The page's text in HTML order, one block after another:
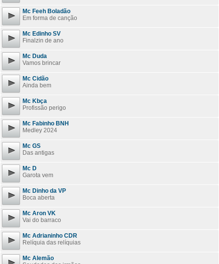
Mc Feeh Boladão
Em forma de canção
Mc Edinho SV
Finalzin de ano
Mc Duda
Vamos brincar
Mc Cidão
Ainda bem
Mc Kbça
Profissão perigo
Mc Fabinho BNH
Medley 2024
Mc GS
Das antigas
Mc D
Garota vem
Mc Dinho da VP
Boca aberta
Mc Aron VK
Vai do barraco
Mc Adrianinho CDR
Relíquia das relíquias
Mc Alemão